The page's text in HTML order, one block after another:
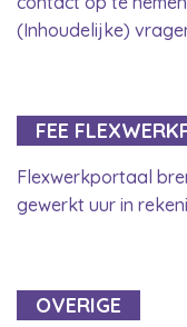
(Inhoudelijke)
FEE
Flexwerkportaal
gewerkt uur in
OVERIGE